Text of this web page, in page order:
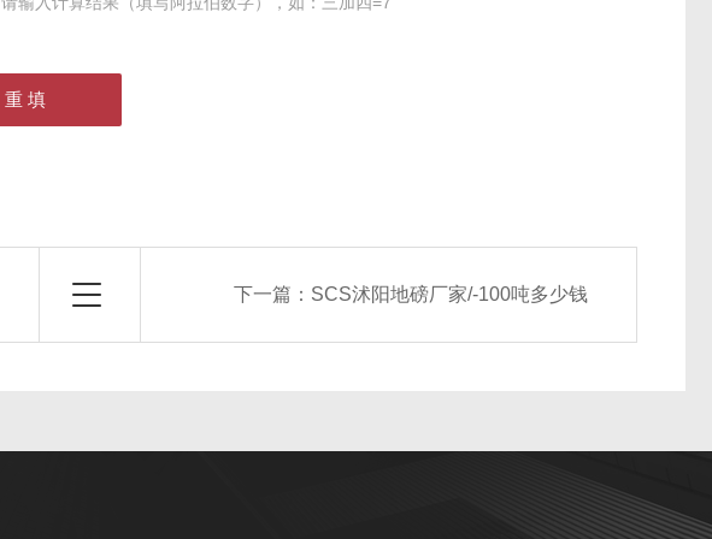
下一篇： SCS沭阳地磅厂家/-100吨多少钱